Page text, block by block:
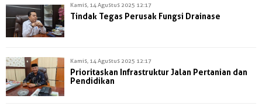
Kamis, 14 Agustus 2025 12:17
Tindak Tegas Perusak Fungsi Drainase
Kamis, 14 Agustus 2025 12:17
Prioritaskan Infrastruktur Jalan Pertanian dan
Pendidikan